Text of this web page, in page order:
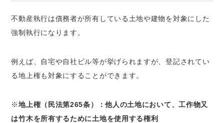
不動産執行は債務者が所有している土地や建物を対象にした
強制執行になります。
例えば、自宅や自社ビル等が挙げられますが、登記されてい
る地上権も対象にすることができます。
※地上権（民法第265条）：他人の土地において、工作物又
は竹木を所有するために土地を使用する権利